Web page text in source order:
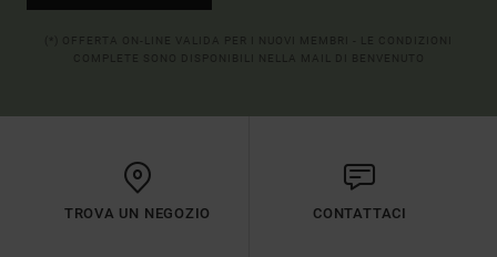
TROVA UN NEGOZIO CONTATTACI